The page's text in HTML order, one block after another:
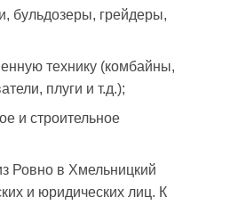
бульдозеры, грейдеры,
технику (комбайны,
плуги и т.д.);
и строительное
Ровно в Хмельницкий
и юридических лиц. К